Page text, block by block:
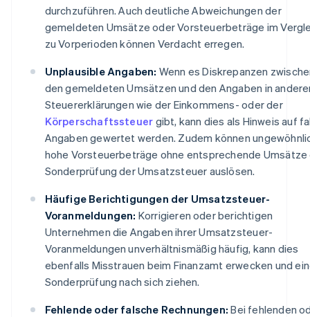
durchzuführen. Auch deutliche Abweichungen der
gemeldeten Umsätze oder Vorsteuerbeträge im
zu Vorperioden können Verdacht erregen.
Unplausible Angaben: Wenn es Diskrepanzen
den gemeldeten Umsätzen und den Angaben in
Steuererklärungen wie der Einkommens- oder der
Körperschaftssteuer gibt, kann dies als Hinweis auf
Angaben gewertet werden. Zudem können
hohe Vorsteuerbeträge ohne entsprechende Umsätze
Sonderprüfung der Umsatzsteuer auslösen.
Häufige Berichtigungen der Umsatzsteuer-
Voranmeldungen: Korrigieren oder berichtigen
Unternehmen die Angaben ihrer Umsatzsteuer-
Voranmeldungen unverhältnismäßig häufig, kann dies
ebenfalls Misstrauen beim Finanzamt erwecken und
Sonderprüfung nach sich ziehen.
Fehlende oder falsche Rechnungen: Bei fehlenden